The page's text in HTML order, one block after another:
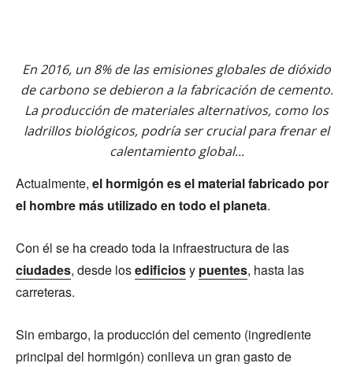
En 2016, un 8% de las emisiones globales de dióxido
de carbono se debieron a la fabricación de cemento.
La producción de materiales alternativos, como los
ladrillos biológicos, podría ser crucial para frenar el
calentamiento global...
Actualmente, el hormigón es el material fabricado por
el hombre más utilizado en todo el planeta.
Con él se ha creado toda la infraestructura de las
ciudades, desde losedificiosy puentes, hasta las
carreteras.
Sin embargo, la producción del cemento (ingrediente
principal del hormigón) conlleva un gran gasto de